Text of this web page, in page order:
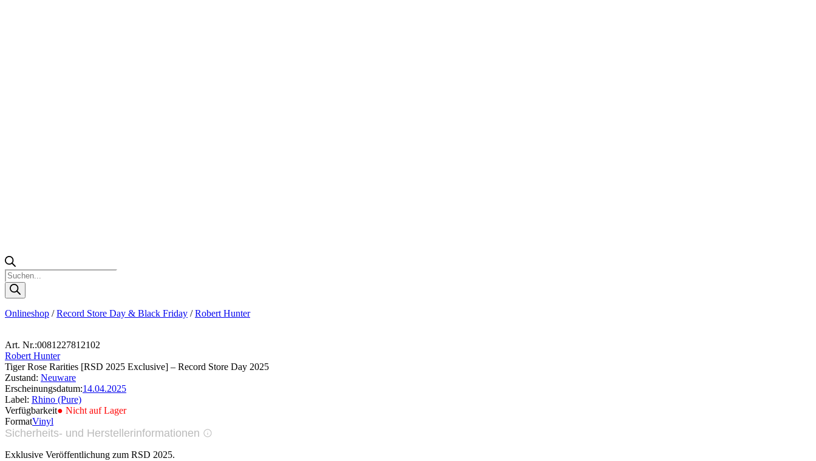
Products
search
Onlineshop /Record Store Day & Black Friday /Robert Hunter
Art. Nr.:0081227812102
Robert Hunter
Tiger Rose Rarities [RSD 2025 Exclusive] – Record Store Day 2025
Zustand: Neuware
Erscheinungsdatum:14.04.2025
Label: Rhino (Pure)
Verfügbarkeit● Nicht auf Lager
FormatVinyl
Sicherheits- und Herstellerinformationen
Exklusive Veröffentlichung zum RSD 2025.